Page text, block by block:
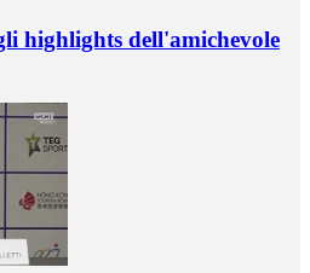
highlights dell'amichevole